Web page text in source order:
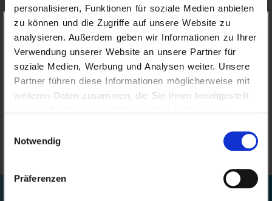
Wichtige Hinweiseder Höher Insurance
Services GmbH zur Website
„www.hoeher.info“ und Social Media
Inhalte der Website: Die Inhalte dieser Website
werden mit größtmöglicher Sorgfalt erstellt. Der
bereitgestellten Inhalte. Die Nutzung der
Nutzers.
personalisieren, Funktionen für soziale Medien anbieten
zu können und die Zugriffe auf unsere Website zu
analysieren. Außerdem geben wir Informationen zu Ihrer
Verwendung unserer Website an unsere Partner für
soziale Medien, Werbung und Analysen weiter. Unsere
Partner führen diese Informationen möglicherweise mit
weiteren Daten zusammen, die Sie ihnen bereitgestellt
Notwendig
Präferenzen
Newsletter Anmeldung
News – Höher Insurance Services
GmbH